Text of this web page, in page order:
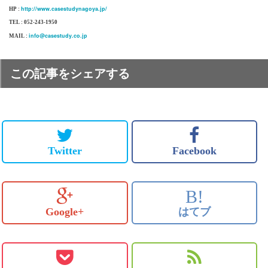
HP : http://www.casestudynagoya.jp/
TEL : 052-243-1950
MAIL : info@casestudy.co.jp
この記事をシェアする
Twitter Facebook
Google+
B!
はてブ